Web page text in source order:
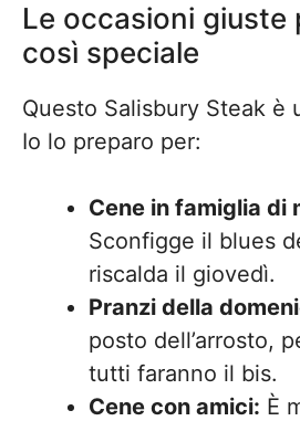
Le occasioni giuste
così speciale
Questo Salisbury Steak è
Io lo preparo per:
Cene in famiglia di
Sconfigge il blues
riscalda il giovedì.
Pranzi della
posto dell’arrosto,
tutti faranno il bis.
Cene con amici: È